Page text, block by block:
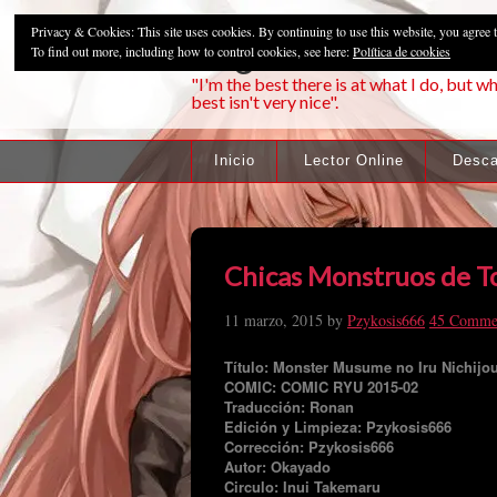
"I'm the best there is at what I do, but
best isn't very nice".
Inicio Lector Online
Chicas Monstruos de
11 marzo, 2015 by Pzykosis666 45
Título: Monster Musume no Iru
COMIC: COMIC RYU 2015-02
Traducción: Ronan
Edición y Limpieza: Pzykosis666
Corrección: Pzykosis666
Autor: Okayado
Circulo: Inui Takemaru
Privacy & Cookies: This site uses cookies. By continuing to use this website, you agree
To find out more, including how to control cookies, see here:Política de cookies